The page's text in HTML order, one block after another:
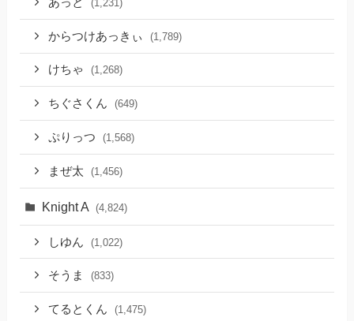
(1,231)
からつけあっきぃ (1,789)
けちゃ (1,268)
ちぐさくん (649)
ぷりっつ (1,568)
まぜ太 (1,456)
Knight A (4,824)
しゆん (1,022)
そうま (833)
てるとくん (1,475)